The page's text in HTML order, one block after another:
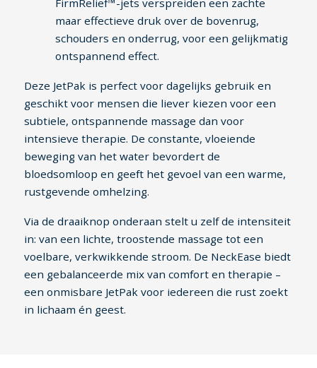
FirmRelief™-jets verspreiden een zachte
maar effectieve druk over de bovenrug,
schouders en onderrug, voor een gelijkmatig
ontspannend effect.
Deze JetPak is perfect voor dagelijks gebruik en
geschikt voor mensen die liever kiezen voor een
subtiele, ontspannende massage dan voor
intensieve therapie. De constante, vloeiende
beweging van het water bevordert de
bloedsomloop en geeft het gevoel van een warme,
rustgevende omhelzing.
Via de draaiknop onderaan stelt u zelf de intensiteit
in: van een lichte, troostende massage tot een
voelbare, verkwikkende stroom. De NeckEase biedt
een gebalanceerde mix van comfort en therapie –
een onmisbare JetPak voor iedereen die rust zoekt
in lichaam én geest.